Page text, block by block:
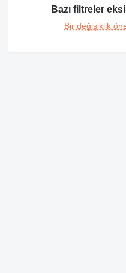
Bazı filtreler
Bir değişiklik